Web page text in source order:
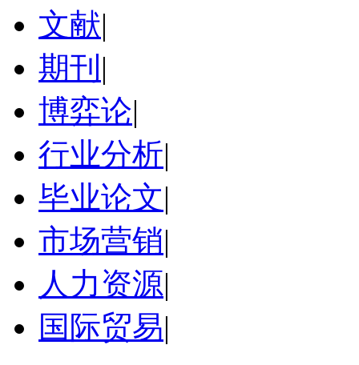
文献|
期刊 |
博弈论|
行业分析|
毕业论文|
市场营销|
人力资源|
国际贸易|